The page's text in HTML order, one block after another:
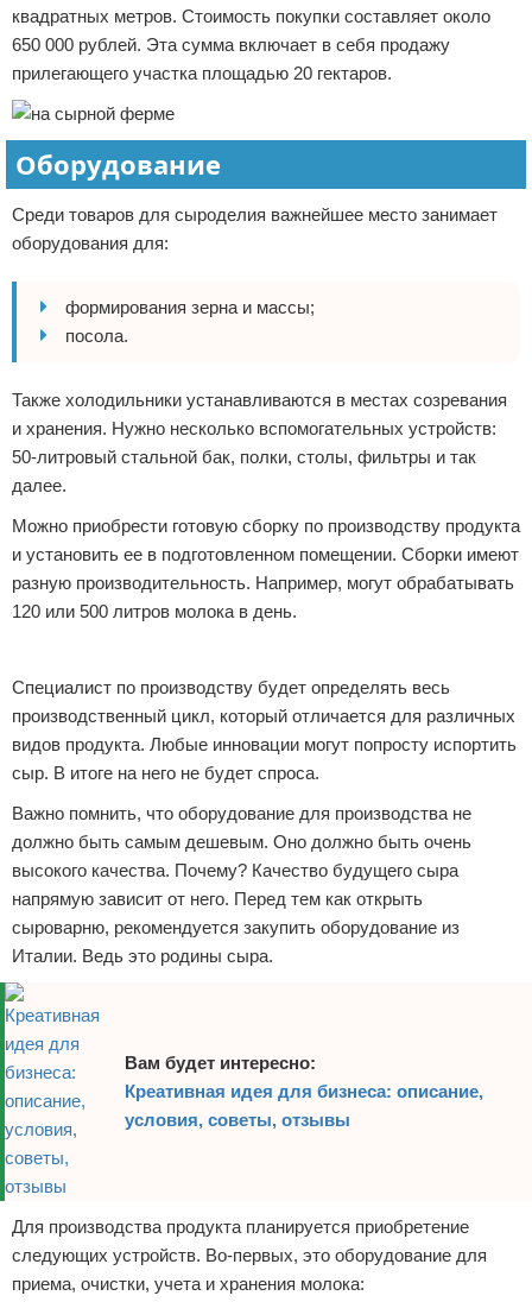
квадратных метров. Стоимость покупки составляет около
650 000 рублей. Эта сумма включает в себя продажу
прилегающего участка площадью 20 гектаров.
Оборудование
Среди товаров для сыроделия важнейшее место занимает
оборудования для:
формирования зерна и массы;
посола.
Также холодильники устанавливаются в местах созревания
и хранения. Нужно несколько вспомогательных устройств:
50-литровый стальной бак, полки, столы, фильтры и так
далее.
Можно приобрести готовую сборку по производству продукта
и установить ее в подготовленном помещении. Сборки имеют
разную производительность. Например, могут обрабатывать
120 или 500 литров молока в день.
Специалист по производству будет определять весь
производственный цикл, который отличается для различных
видов продукта. Любые инновации могут попросту испортить
сыр. В итоге на него не будет спроса.
Важно помнить, что оборудование для производства не
должно быть самым дешевым. Оно должно быть очень
высокого качества. Почему? Качество будущего сыра
напрямую зависит от него. Перед тем как открыть
сыроварню, рекомендуется закупить оборудование из
Италии. Ведь это родины сыра.
Вам будет интересно:
Креативная идея для бизнеса: описание,
условия, советы, отзывы
Для производства продукта планируется приобретение
следующих устройств. Во-первых, это оборудование для
приема, очистки, учета и хранения молока: